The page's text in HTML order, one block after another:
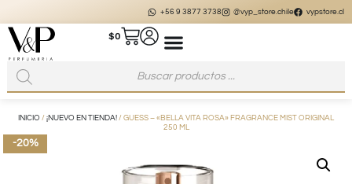
+56 9 3877 3738 @vyp_store.chile vypstore.cl
$0
INICIO / ¡NUEVO EN TIENDA! / GUESS – «BELLA VITA ROSA» FRAGRANCE MIST ORIGINAL
250 ML
-20%